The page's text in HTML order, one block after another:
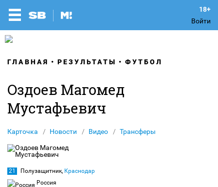
Войти
ГЛАВНАЯ РЕЗУЛЬТАТЫ ФУТБОЛ
Оздоев Магомед
Мустафьевич
Карточка Новости Видео Трансферы
21 Полузащитник, Краснодар
Россия